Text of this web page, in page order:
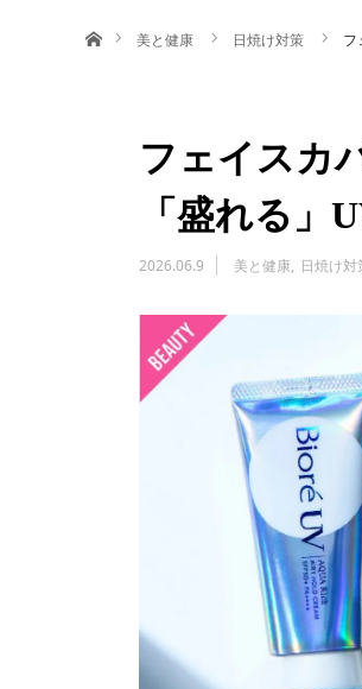
ホーム美と健康 日焼け対策 フ
フェイスカ
「盛れる」
2026.06.9 美と健康 日焼け対